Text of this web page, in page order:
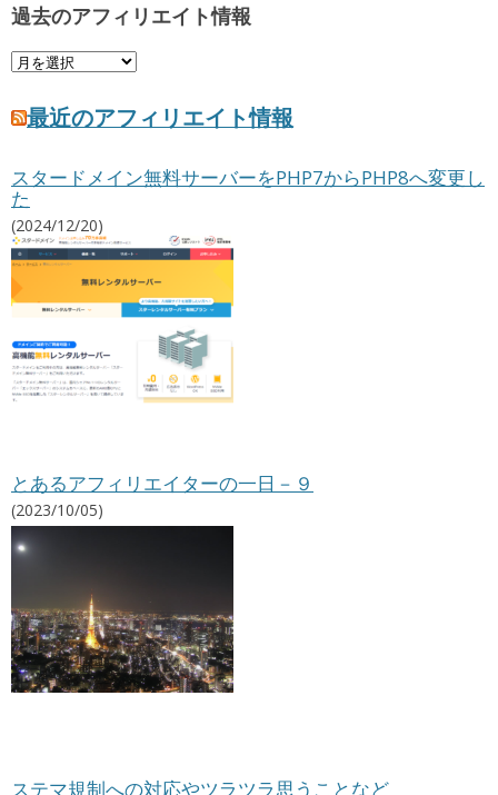
過去のアフィリエイト情報
過
の
ア
ィ
リ
エ
イ
ト
情
最近のアフィリエイト情報
スタードメイン無料サーバーをPHP7からPHP8へ変更し
た
(2024/12/20)
とあるアフィリエイターの一日－９
(2023/10/05)
ステマ規制への対応やツラツラ思うことなど